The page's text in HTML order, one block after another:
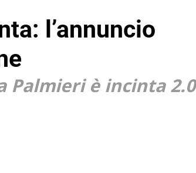
l’annuncio
Palmieri è incinta 2.0